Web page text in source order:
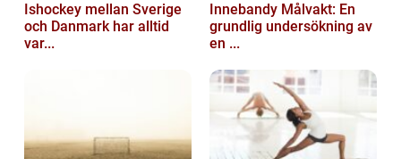
Ishockey mellan Sverige
och Danmark har alltid
var...
Innebandy Målvakt: En
grundlig undersökning av
en ...